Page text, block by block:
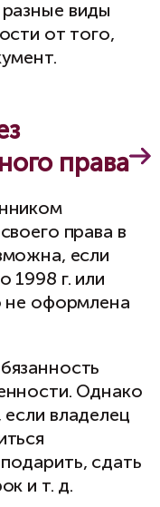
виды
от того,
права
права в
если
1998 г. или
не оформлена
Однако
владелец
сдать
и т. д.